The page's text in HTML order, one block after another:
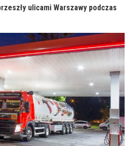
ulicami Warszawy podczas